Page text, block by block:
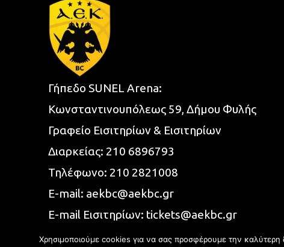
Γήπεδο SUNEL Arena:
Κωνσταντινουπόλεως 59, Δήμου Φυλής
Γραφείο Εισιτηρίων & Εισιτηρίων
Διαρκείας: 210 6896793
Τηλέφωνο: 210 2821008
E-mail: aekbc@aekbc.gr
E-mail Εισιτηρίων: tickets@aekbc.gr
Χρησιμοποιούμε cookies για να σας προσφέρουμε την καλύτερη